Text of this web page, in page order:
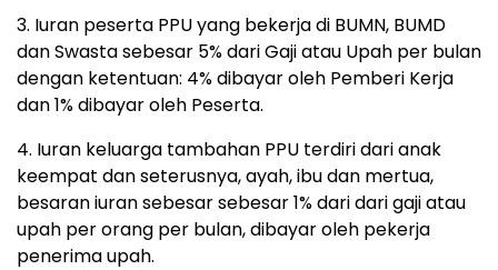
3. Iuran peserta PPU yang bekerja di BUMN, BUMD
dan Swasta sebesar 5% dari Gaji atau Upah per bulan
dengan ketentuan: 4% dibayar oleh Pemberi Kerja
dan 1% dibayar oleh Peserta.
4. Iuran keluarga tambahan PPU terdiri dari anak
keempat dan seterusnya, ayah, ibu dan mertua,
besaran iuran sebesar sebesar 1% dari dari gaji atau
upah per orang per bulan, dibayar oleh pekerja
penerima upah.